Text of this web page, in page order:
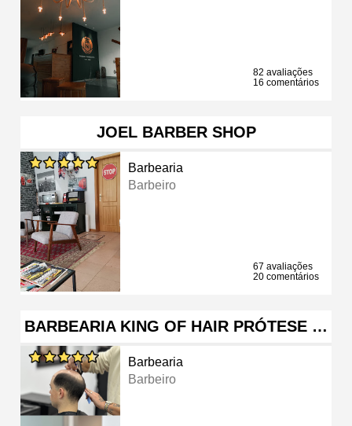
82 avaliações
16 comentários
JOEL BARBER SHOP
Barbearia
Barbeiro
67 avaliações
20 comentários
BARBEARIA KING OF HAIR PRÓTESE …
Barbearia
Barbeiro